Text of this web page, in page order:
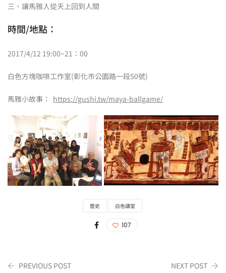
三、讓馬雅人從天上回到人間
時間/地點：
2017/4/12 19:00~21：00
白色方塊咖啡工作室(彰化市公園路一段50號)
馬雅小故事： https://gushi.tw/maya-ballgame/
歷史 白色講堂
107
PREVIOUS POST NEXT POST